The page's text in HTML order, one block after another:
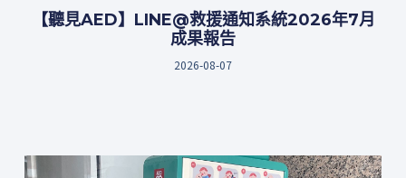
【聽見AED】LINE@救援通知系統2026年7月
成果報告
2026-08-07